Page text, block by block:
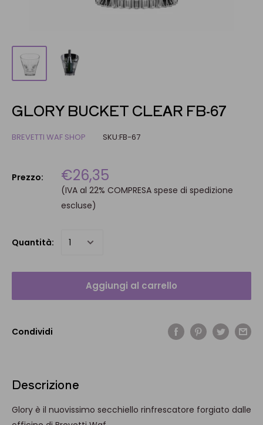
GLORY BUCKET CLEAR FB-67
BREVETTI WAF SHOP SKU:FB-67
Prezzo: €26,35
(IVA al 22% COMPRESA spese di spedizione
escluse)
Quantità:
Aggiungi al carrello
Condividi
Descrizione
Glory è il nuovissimo secchiello rinfrescatore forgiato dalle